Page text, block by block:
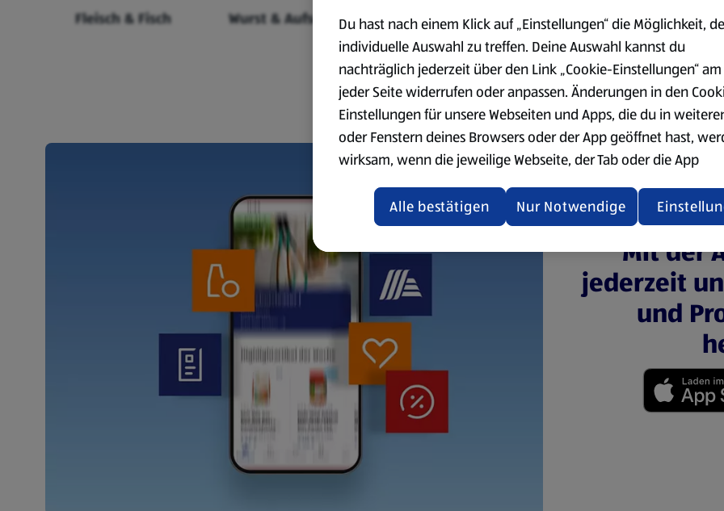
Fleisch & Fisch Wurst & Aufschnitt Käse
Milchprodukte &
Eier
Mit der
jederzeit
und
Du hast nach einem Klick auf „Einstellungen“ die Möglichkeit,
individuelle Auswahl zu treffen. Deine Auswahl kannst du
nachträglich jederzeit über den Link „Cookie-Einstellungen“
jeder Seite widerrufen oder anpassen. Änderungen in den
Einstellungen für unsere Webseiten und Apps, die du in
oder Fenstern deines Browsers oder der App geöffnet hast,
wirksam, wenn die jeweilige Webseite, der Tab oder die App
aktualisiert oder geschlossen und anschließend wieder geöffnet
Datenschutzerklärung zur Verfügung.
Übersicht der Webseitenbetreiber und Datenschutzerklärungen
Nur Notwendige
Alle bestätigen